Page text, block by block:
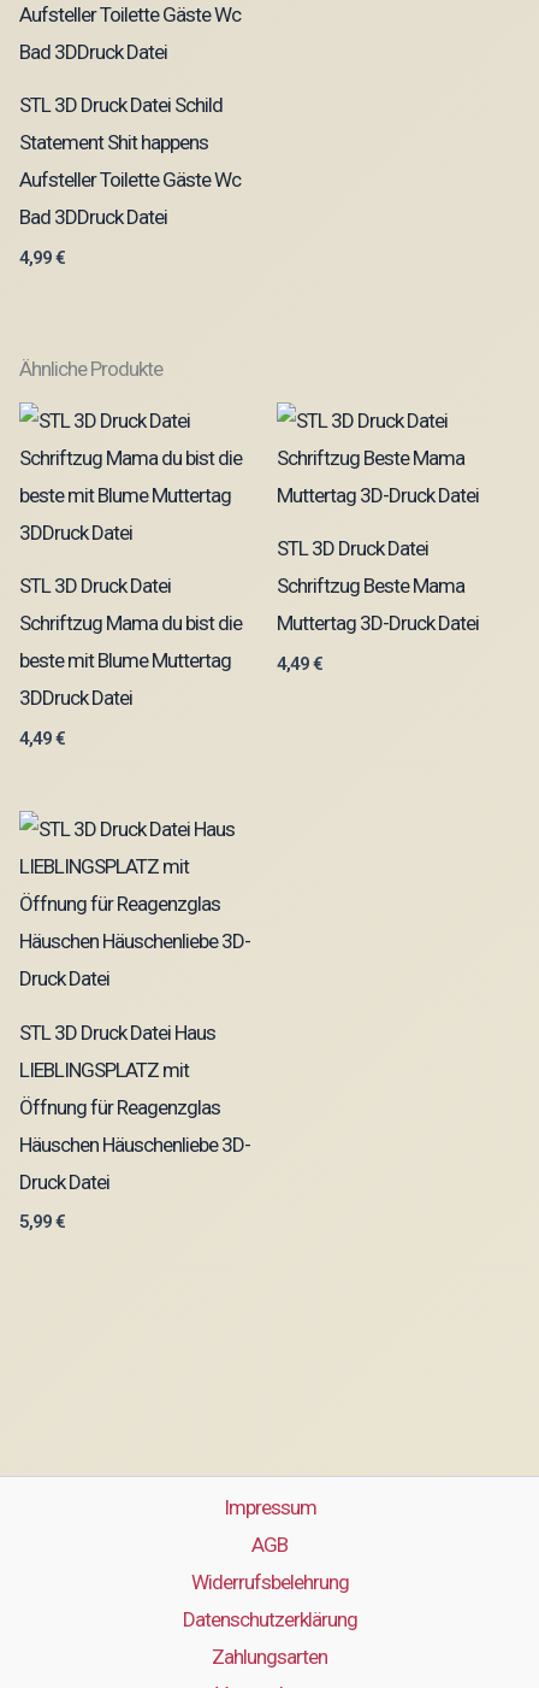
STL 3D Druck Datei Schild
Statement Shit happens
Aufsteller Toilette Gäste Wc
Bad 3DDruck Datei
4,99€
Ähnliche Produkte
STL 3D Druck Datei
Schriftzug Mama du bist die
beste mit Blume Muttertag
3DDruck Datei
4,49€
STL 3D Druck Datei
Schriftzug Beste Mama
Muttertag 3D-Druck Datei
4,49€
STL 3D Druck Datei Haus
LIEBLINGSPLATZ mit
Öffnung für Reagenzglas
Häuschen Häuschenliebe 3D-
Druck Datei
5,99€
Impressum
AGB
Widerrufsbelehrung
Datenschutzerklärung
Zahlungsarten